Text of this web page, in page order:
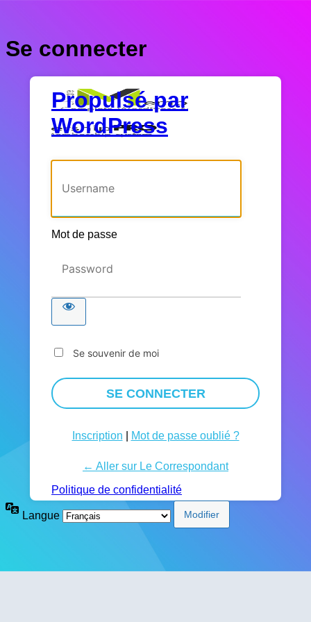
Se connecter
Propulsé par
WordPress
Mot de passe
Se souvenir de moi
Inscription Mot de passe oublié ?
← Aller sur Le Correspondant
Politique de confidentialité
Langue